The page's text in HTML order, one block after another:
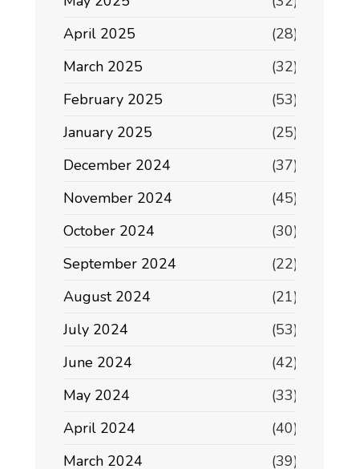
April 2025
(28)
March 2025
(32)
February 2025
(53)
January 2025
(25)
December 2024
(37)
November 2024
(45)
October 2024
(30)
September 2024
(22)
August 2024
(21)
July 2024
(53)
June 2024
(42)
May 2024
(33)
April 2024
(40)
March 2024
(39)